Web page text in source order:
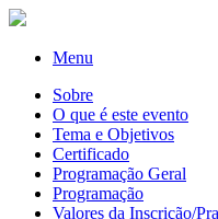
Menu
Sobre
O que é este evento
Tema e Objetivos
Certificado
Programação Geral
Programação
Valores da Inscrição/